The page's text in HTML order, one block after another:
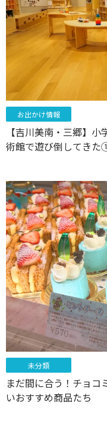
お出かけ情報
【吉川美南・三郷】
術館で遊び倒してきた
未分類
まだ間に合う！チョコ
いおすすめ商品たち